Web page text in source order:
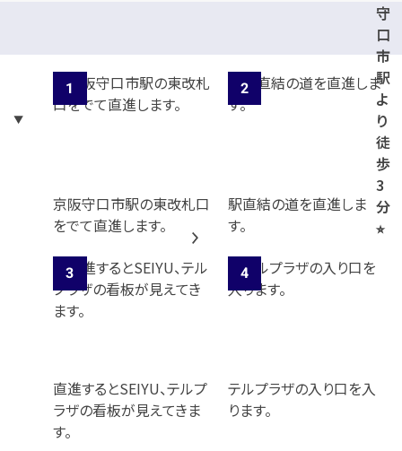
守
口
市
駅
よ
り
徒
歩
3
分
⭐︎
京阪守口市駅の東改札口
をでて直進します。
駅直結の道を直進しま
す。
直進するとSEIYU、テルプ
ラザの看板が見えてきま
す。
テルプラザの入り口を入
ります。